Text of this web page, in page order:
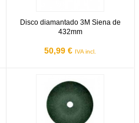
Disco diamantado 3M Siena de
432mm
50,99 € IVA incl.